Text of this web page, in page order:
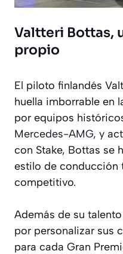
Valtteri Bottas,
propio
El piloto finlandés
huella imborrable en
por equipos
Mercedes-AMG, y
con Stake, Bottas se
estilo de conducción
competitivo.
Además de su
por personalizar sus
para cada Gran